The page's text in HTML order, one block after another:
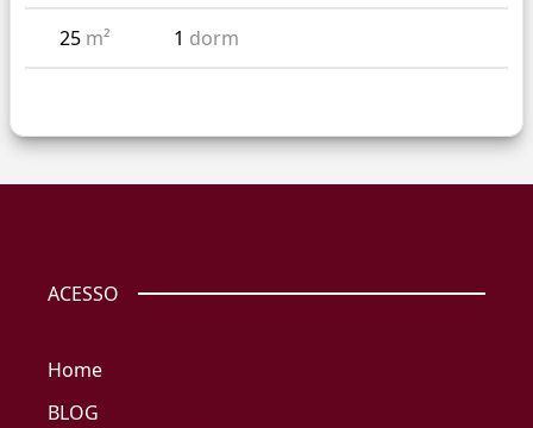
25 m² 1 dorm
ACESSO
Home
BLOG